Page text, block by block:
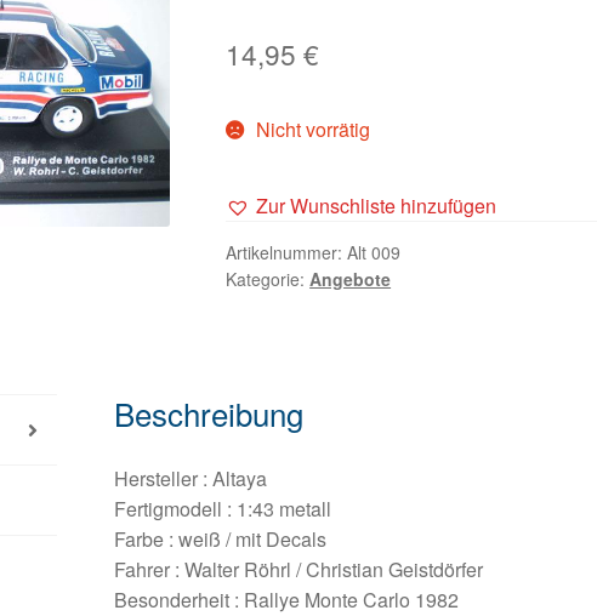
14,95€
Nicht vorrätig
Zur Wunschliste hinzufügen
Artikelnummer:Alt 009
Kategorie:Angebote
Beschreibung
Hersteller : Altaya
Fertigmodell : 1:43 metall
Farbe : weiß / mit Decals
Fahrer : Walter Röhrl / Christian Geistdörfer
Besonderheit : Rallye Monte Carlo 1982